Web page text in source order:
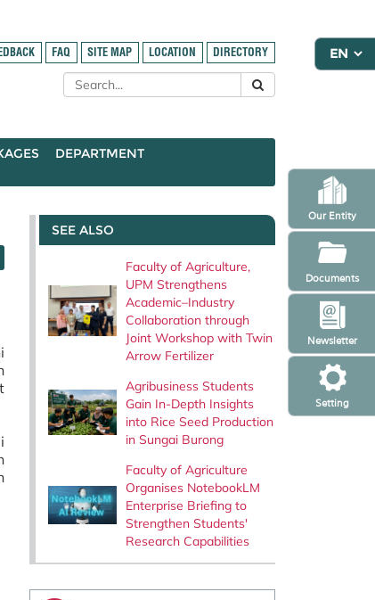
Setting
Newsletter
Our Entity
Documents
FAQ SITE MAP LOCATION DIRECTORY
DEPARTMENT
SEE ALSO
Faculty of Agriculture,
UPM Strengthens
Academic–Industry
Collaboration through
Joint Workshop with Twin
Arrow Fertilizer
Agribusiness Students
Gain In-Depth Insights
into Rice Seed Production
in Sungai Burong
Faculty of Agriculture
Organises NotebookLM
Enterprise Briefing to
Strengthen Students'
Research Capabilities